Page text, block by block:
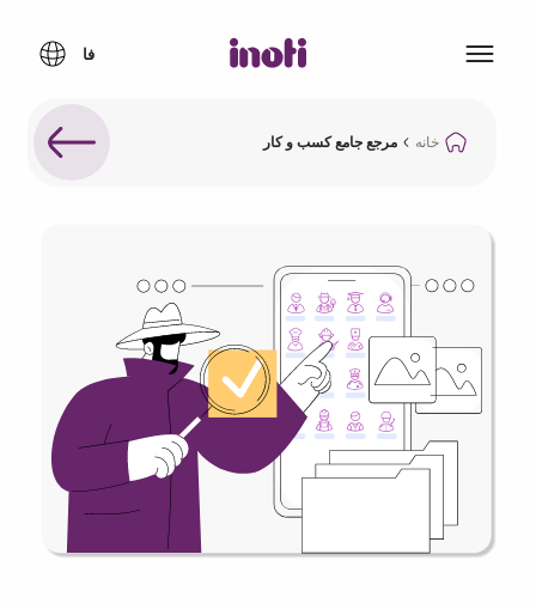
خانه مرجع جامع کسب و کار